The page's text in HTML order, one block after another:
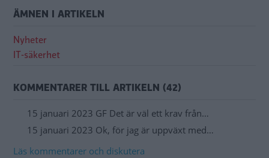
ÄMNEN I ARTIKELN
Nyheter
IT-säkerhet
KOMMENTARER TILL ARTIKELN (42)
15 januari 2023 GF Det är väl ett krav från…
15 januari 2023 Ok, för jag är uppväxt med…
Läs kommentarer och diskutera